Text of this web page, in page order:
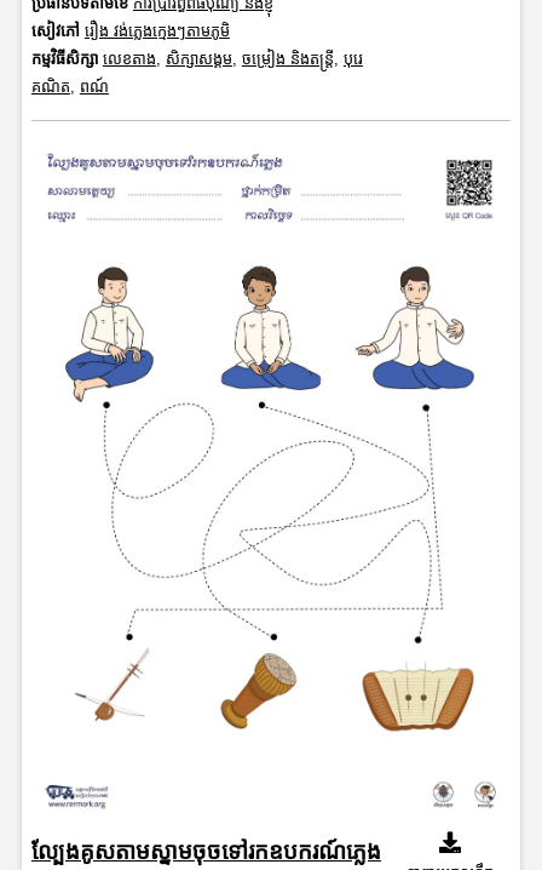
សៀវភៅ រឿង វង់ភ្លេងក្មេងៗតាមភូមិ
កម្មវិធីសិក្សា លេខតាង, សិក្សាសង្គម, ចម្រៀង និងតន្ត្រី, បុរេ
គណិត, ពណ៍
ល្បែងគូសតាមស្នាមចុចទៅរកឧបករណ៍ភ្លេង